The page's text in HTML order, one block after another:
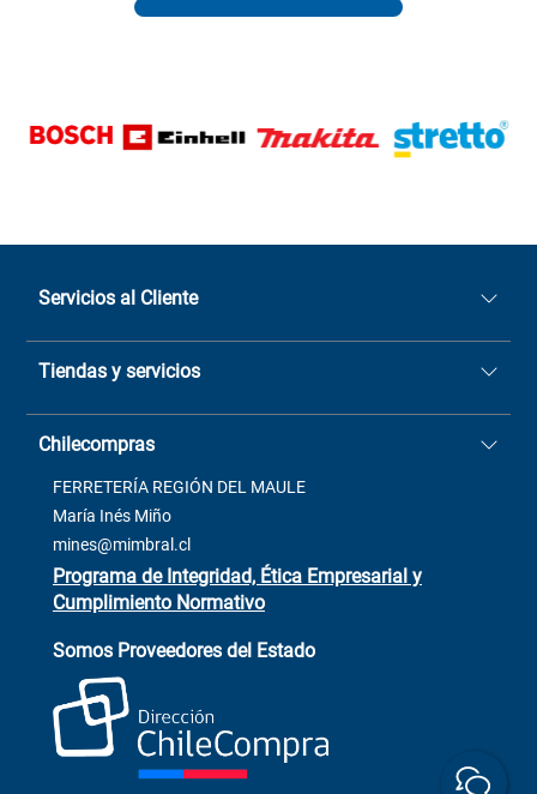
Servicios al Cliente
Quiénes somos
Sucursales
Términos y condiciones
Contacto
Venta Terreno
Trabaja con Nosotros
+56 9 6779 0465
+(73) 256
ChileCompras
+56 9 9888 9549
Tiendas y servicios
Casa Matriz: Avenida Chorrillos
2137 San Javier, Fono (73)
Chilecompras
FERRETERÍA REGIÓN DEL MAULE
María Inés Miño
mines@mimbral.cl
Programa de Integridad, Ética Empresarial y
Cumplimiento Normativo
Somos Proveedores del Estado